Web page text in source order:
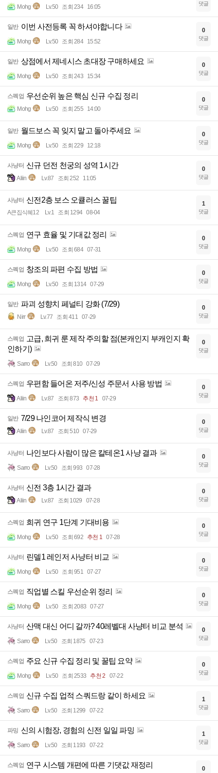
Mohg Lv.50 조회 234 16:05 댓글
일반 이번 사전등록 꼭 하셔야합니다
Mohg Lv.50 조회 284 15:52
0
댓글
일반 상점에서 제네시스 초대장 구매하세요
Mohg Lv.50 조회 243 15:34
0
댓글
스펙업 우선순위 높은 핵심 신규 수집 정리
Mohg Lv.50 조회 255 14:00
0
댓글
일반 월드보스 꼭 잊지 말고 돌아주세요
Mohg Lv.50 조회 229 12:18
0
댓글
사냥터 신규 던전 천궁의 성역 1시간
Aliin Lv.87 조회 252 11:05
0
댓글
사냥터 신전2층 보스 오큘러스 꿀팁
A큰집식혜12 Lv.1 조회 1294 08-04
1
댓글
스펙업 연구 효율 및 기대값 정리
Mohg Lv.50 조회 684 07-31
0
댓글
스펙업 창조의 파편 수집 방법
Mohg Lv.50 조회 1314 07-29
0
댓글
일반 파괴 성향치 페널티 강화 (7/29)
Nirr Lv.77 조회 411 07-29
0
댓글
스펙업
고급, 희귀 룬 제작 주의할 점(본캐인지 부캐인지 확
인하기)
Sarro Lv.50 조회 810 07-29
0
댓글
스펙업 우편함 들어온 저주/신성 주문서 사용 방법
Aliin Lv.87 조회 873 추천 1 07-29
0
댓글
일반 7/29 나인코어 제작식 변경
Aliin Lv.87 조회 510 07-29
0
댓글
사냥터 나인보다 사람이 많은 칼테온1 사냥 결과
Sarro Lv.50 조회 993 07-28
0
댓글
사냥터 신전 3층 1시간 결과
Aliin Lv.87 조회 1029 07-28
0
댓글
스펙업 희귀 연구 1단계 기대비용
Mohg Lv.50 조회 692 추천 1 07-28
0
댓글
사냥터 린델1 레인저 사냥터 비교
Mohg Lv.50 조회 951 07-27
0
댓글
스펙업 직업별 스킬 우선순위 정리
Mohg Lv.50 조회 2083 07-27
0
댓글
사냥터 산맥 대신 어디 갈까? 40레벨대 사냥터 비교 분석
Sarro Lv.50 조회 1875 07-23
0
댓글
스펙업 주요 신규 수집 정리 및 꿀팁 요약
Mohg Lv.50 조회 2533 추천 2 07-22
0
댓글
스펙업 신규 수집 업적 스쿼드랑 같이 하세요
Sarro Lv.50 조회 1299 07-22
1
댓글
파밍 신의 시험장, 경험의 신전 일일 파밍
Sarro Lv.50 조회 1193 07-22
1
댓글
스펙업 연구 시스템 개편에 따른 기댓값 재정리 0